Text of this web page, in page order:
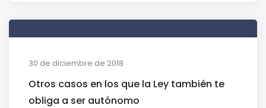
30 de diciembre de 2018
Otros casos en los que la Ley también te
obliga a ser autónomo